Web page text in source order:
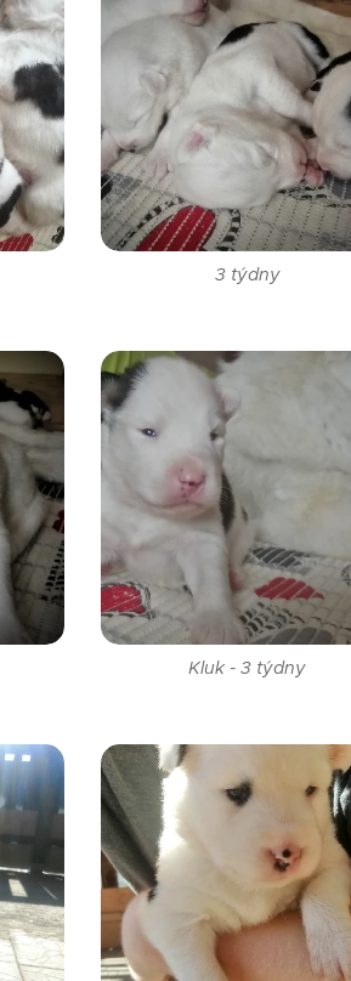
3 týdny
Kluk - 3 týdny